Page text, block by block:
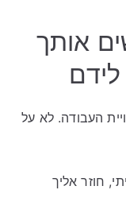
אותך
העבודה. לא על
חוזר אליך